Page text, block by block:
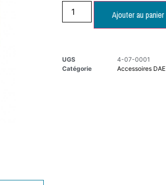
Ajouter au panier
UGS
4-07-0001
Catégorie
Accessoires DAE